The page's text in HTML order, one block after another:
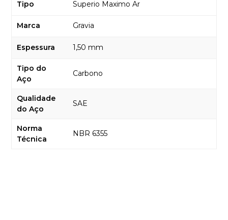
Tipo Superio Maximo Ar
Marca Gravia
Espessura 1,50 mm
Tipo do
Aço
Carbono
Qualidade
do Aço
SAE
Norma
Técnica
NBR 6355